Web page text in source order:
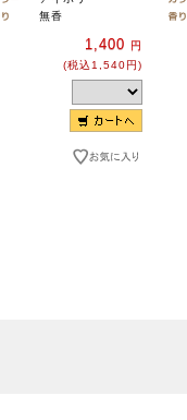
無香
1,400
円
(税込1,540円)